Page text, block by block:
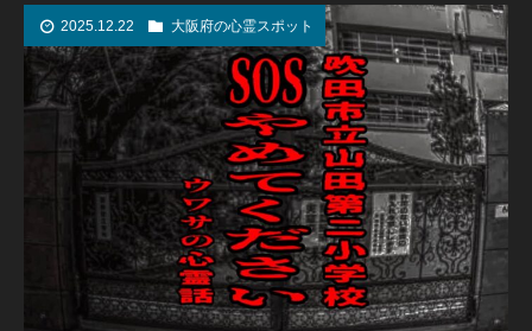
2025.12.22 大阪府の心霊スポット